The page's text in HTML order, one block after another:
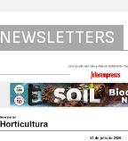
NEWSLETTERS